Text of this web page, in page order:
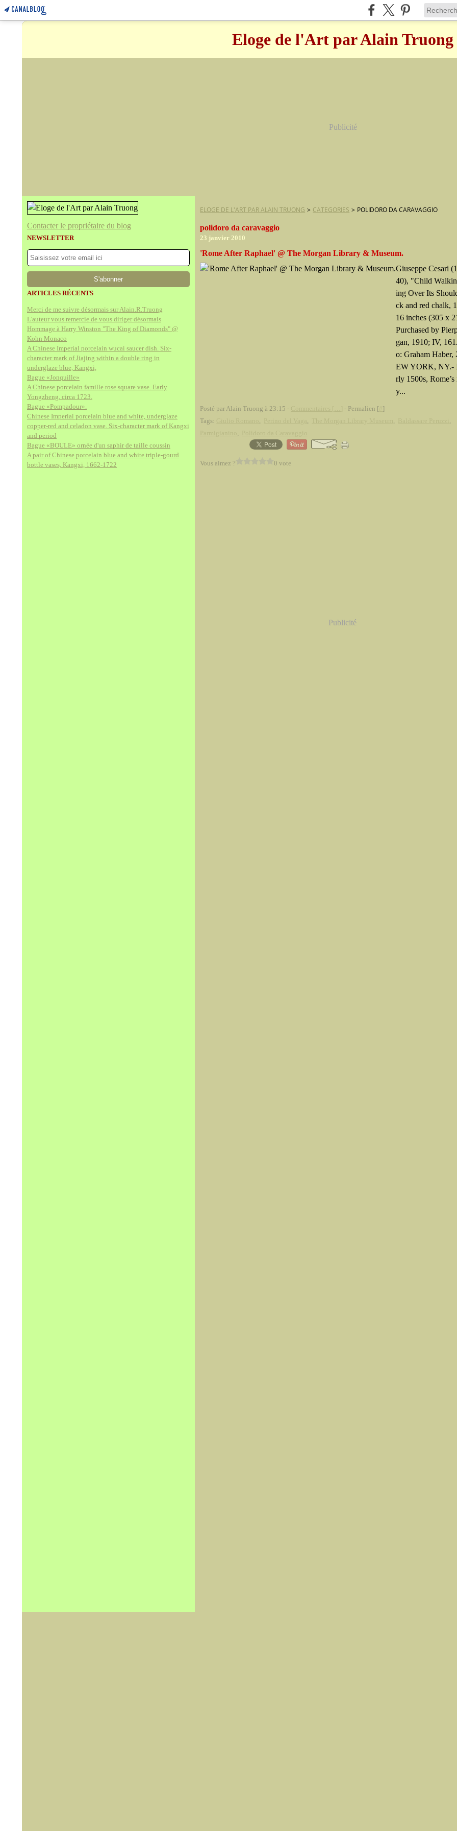
Eloge de l'Art par Alain Truong
Publicité
Contacter le propriétaire du blog
NEWSLETTER
ARTICLES RÉCENTS
Merci de me suivre désormais sur Alain.R.Truong
L'auteur vous remercie de vous diriger désormais
Hommage à Harry Winston "The King of Diamonds" @
Kohn Monaco
A Chinese Imperial porcelain wucai saucer dish. Six-
character mark of Jiajing within a double ring in
underglaze blue, Kangxi,
Bague «Jonquille»
A Chinese porcelain famille rose square vase. Early
Yongzheng, circa 1723.
Bague «Pompadour».
Chinese Imperial porcelain blue and white, underglaze
copper-red and celadon vase. Six-character mark of Kangxi
and period
Bague «BOULE» ornée d'un saphir de taille coussin
A pair of Chinese porcelain blue and white triple-gourd
bottle vases, Kangxi, 1662-1722
ELOGE DE L'ART PAR ALAIN TRUONG > CATEGORIES > POLIDORO DA CARAVAGGIO
polidoro da caravaggio
23 janvier 2010
'Rome After Raphael' @ The Morgan Library & Museum.
Giuseppe Cesari
40), "Child
ing Over Its
ck and red chalk,
16 inches (305 x
Purchased by
gan, 1910; IV,
o: Graham Haber,
EW YORK, NY.-
rly 1500s, Rome’s
y...
Posté par Alain Truong à 23:15 - - Permalien [ ]
Tags:
, , ,
,
,
Vous aimez ? 0 vote
Publicité